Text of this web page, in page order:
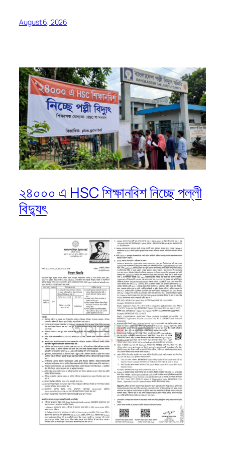
August 6, 2026
২৪০০০ এ HSC শিক্ষানবিশ নিচ্ছে পল্লী
বিদ্যুৎ